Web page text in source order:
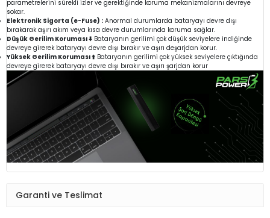
parametrelerini sürekli izler ve gerektiğinde koruma mekanizmalarını devreye
sokar.
Elektronik Sigorta (e-Fuse) : Anormal durumlarda bataryayı devre dışı
bırakarak aşırı akım veya kısa devre durumlarında koruma sağlar.
Düşük Gerilim Koruması ⬇️ Bataryanın gerilimi çok düşük seviyelere indiğinde
devreye girerek bataryayı devre dışı bırakır ve aşırı deşarjdan korur.
Yüksek Gerilim Koruması ⬆️ Bataryanın gerilimi çok yüksek seviyelere çıktığında
devreye girerek bataryayı devre dışı bırakır ve aşırı şarjdan korur
Garanti ve Teslimat